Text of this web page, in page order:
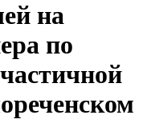
на
по